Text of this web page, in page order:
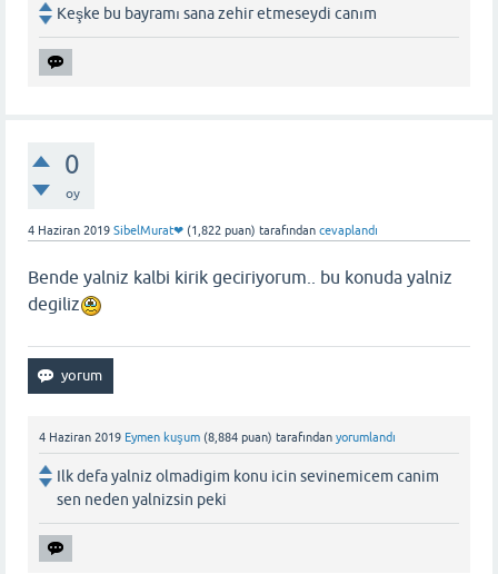
Keşke bu bayramı sana zehir etmeseydi canım
0
oy
4 Haziran 2019 SibelMurat❤ (1,822 puan) tarafından cevaplandı
Bende yalniz kalbi kirik geciriyorum.. bu konuda yalniz
degiliz
4 Haziran 2019 Eymen kuşum (8,884 puan) tarafından yorumlandı
Ilk defa yalniz olmadigim konu icin sevinemicem canim
sen neden yalnizsin peki